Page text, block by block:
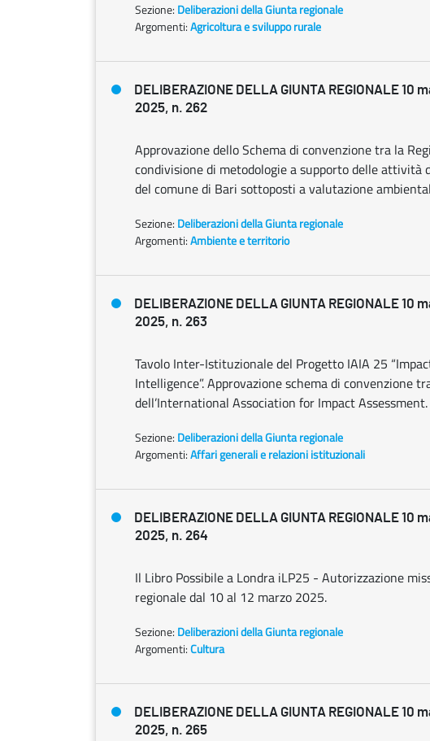
Sezione: Deliberazioni della Giunta regionale
Argomenti:Agricoltura e sviluppo rurale
DELIBERAZIONE DELLA GIUNTA REGIONALE 10
2025, n. 262
Approvazione dello Schema di convenzione tra la
condivisione di metodologie a supporto delle attività
del comune di Bari sottoposti a valutazione
Sezione: Deliberazioni della Giunta regionale
Argomenti:Ambiente e territorio
DELIBERAZIONE DELLA GIUNTA REGIONALE 10
2025, n. 263
Tavolo Inter-Istituzionale del Progetto IAIA 25
Intelligence”. Approvazione schema di convenzione
dell’International Association for Impact Assessment.
Sezione: Deliberazioni della Giunta regionale
Argomenti:Affari generali e relazioni istituzionali
DELIBERAZIONE DELLA GIUNTA REGIONALE 10
2025, n. 264
Il Libro Possibile a Londra iLP25 - Autorizzazione
regionale dal 10 al 12 marzo 2025.
Sezione: Deliberazioni della Giunta regionale
Argomenti:Cultura
DELIBERAZIONE DELLA GIUNTA REGIONALE 10
2025, n. 265